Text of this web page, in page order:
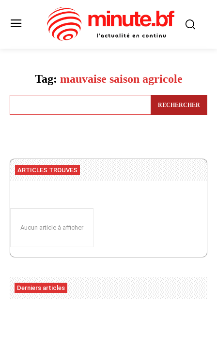
Tag: mauvaise saison agricole
RECHERCHER
ARTICLES TROUVES
Aucun article à afficher
Derniers articles